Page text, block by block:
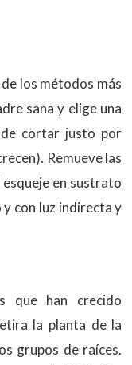
los métodos más
sana y elige una
cortar justo por
Remueve las
en sustrato
con luz indirecta y
que han crecido
la planta de la
grupos de raíces.